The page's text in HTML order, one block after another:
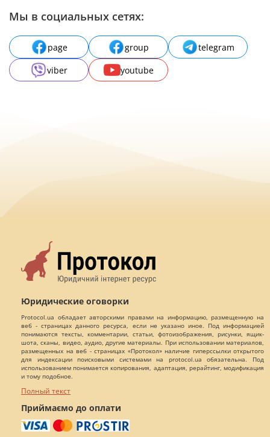
Мы в социальных сетях:
page group
telegram
viber
youtube
Юридические оговорки
Protocol.ua обладает авторскими правами на информацию, размещенную на
веб - страницах данного ресурса, если не указано иное. Под информацией
понимаются тексты, комментарии, статьи, фотоизображения, рисунки, ящик-
шота, сканы, видео, аудио, другие материалы. При использовании материалов,
размещенных на веб - страницах «Протокол» наличие гиперссылки открытого
для индексации поисковыми системами на protocol.ua обязательна. Под
использованием понимается копирования, адаптация, рерайтинг, модификация
и тому подобное.
Полный текст
Приймаємо до оплати